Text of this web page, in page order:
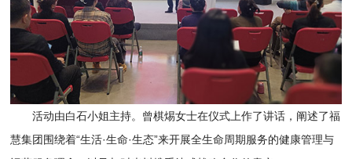
活动由白石小姐主持。曾棋焬女士在仪式上作了讲话，阐述了福
慧集团围绕着“生活·生命·生态”来开展全生命周期服务的健康管理与